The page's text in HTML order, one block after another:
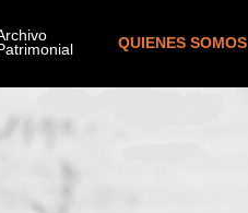
QUIENES SOMOS